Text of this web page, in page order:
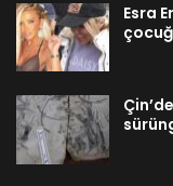
Esra